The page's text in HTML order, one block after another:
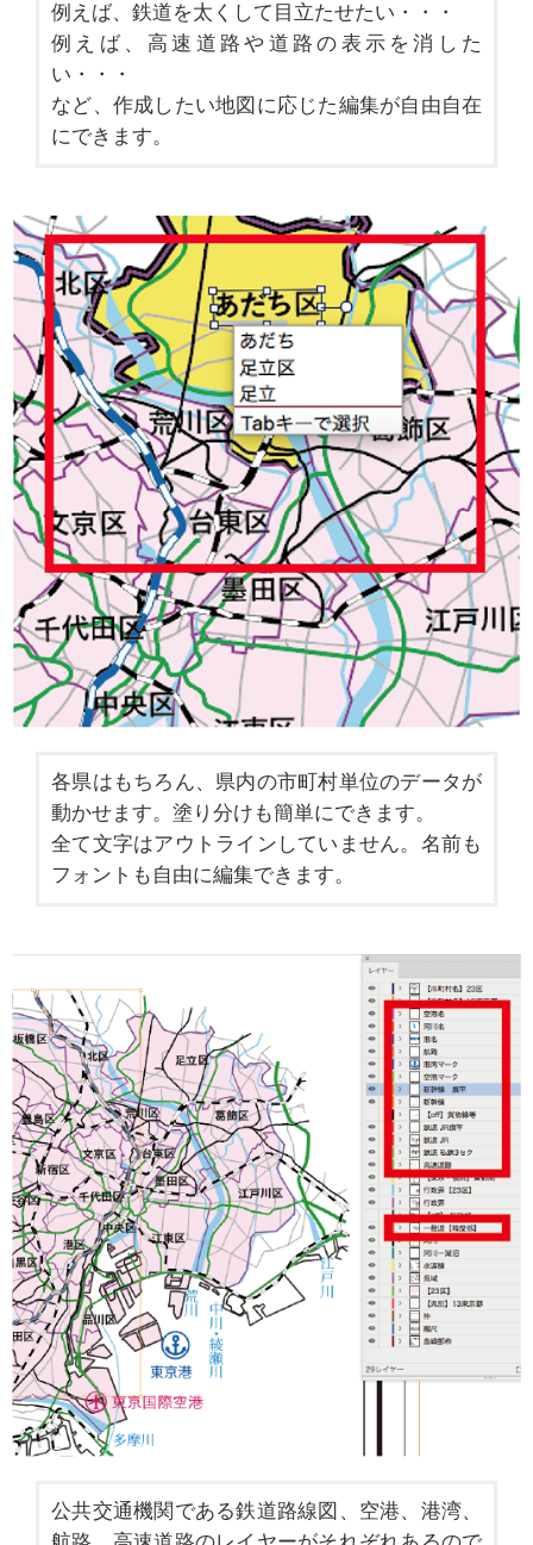
例えば、鉄道を太くして目立たせたい・・・
例えば、高速道路や道路の表示を消した
い・・・
など、作成したい地図に応じた編集が自由自在
にできます。
各県はもちろん、県内の市町村単位のデータが
動かせます。塗り分けも簡単にできます。
全て文字はアウトラインしていません。名前も
フォントも自由に編集できます。
公共交通機関である鉄道路線図、空港、港湾、